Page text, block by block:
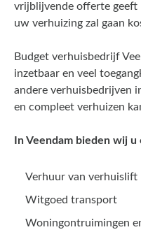
vrijblijvende offerte geeft
uw verhuizing zal gaan
Budget verhuisbedrijf
inzetbaar en veel
andere verhuisbedrijven
en compleet verhuizen
In Veendam bieden wij
Verhuur van verhuislift
Witgoed transport
Woningontruimingen